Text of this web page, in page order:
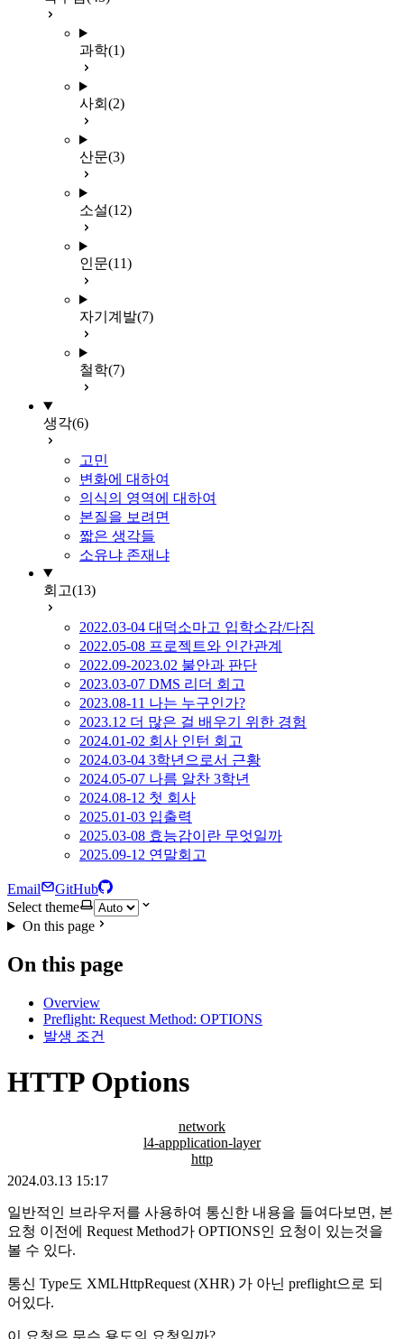
과학(1)
사회 (2)
산문(3)
소설(12)
인문(11)
자기계발(7)
철학(7)
생각(6)
고민
변화에 대하여
의식의 영역에 대하여
본질을 보려면
짧은 생각들
소유냐 존재냐
회고(13)
2022.03-04 대덕소마고 입학소감/다짐
2022.05-08 프로젝트와 인간관계
2022.09-2023.02 불안과 판단
2023.03-07 DMS 리더 회고
2023.08-11 나는 누구인가?
2023.12 더 많은 걸 배우기 위한 경험
2024.01-02 회사 인턴 회고
2024.03-04 3학년으로서 근황
2024.05-07 나름 알찬 3학년
2024.08-12 첫 회사
2025.01-03 입출력
2025.03-08 효능감이란 무엇일까
2025.09-12 연말회고
Email
GitHub
Select theme
On this page
On this page
Overview
Preflight: Request Method: OPTIONS
발생 조건
HTTP Options
network
l4-appplication-layer
http
2024.03.13 15:17
일반적인 브라우저를 사용하여 통신한 내용을 들여다보면, 본
요청 이전에 Request Method가 OPTIONS인 요청이 있는것을
볼 수 있다.
통신 Type도 XMLHttpRequest (XHR) 가 아닌 preflight으로 되
어있다.
이 요청은 무슨 용도의 요청일까?